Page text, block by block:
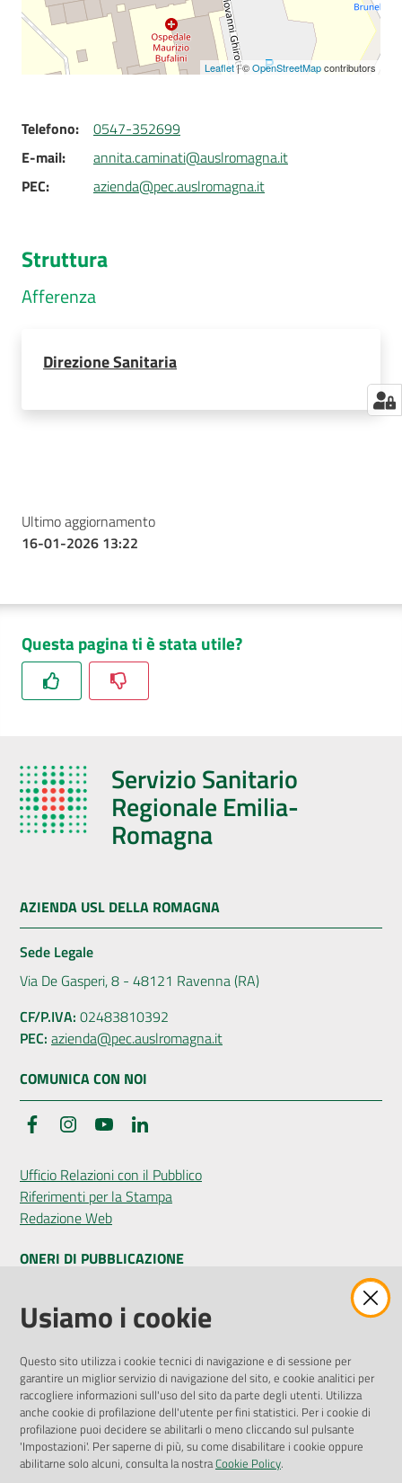
Leaflet| ©OpenStreetMapcontributors
Telefono:
0547-352699
E-mail:
annita.caminati@auslromagna.it
PEC: azienda@pec.auslromagna.it
Struttura
Afferenza
Direzione Sanitaria
Ultimo aggiornamento
16-01-2026 13:22
Questa pagina ti è stata utile?
Servizio Sanitario
Regionale Emilia-
Romagna
AZIENDA USL DELLA ROMAGNA
Sede Legale
Via De Gasperi, 8 - 48121 Ravenna (RA)
CF/P.IVA: 02483810392
PEC: azienda@pec.auslromagna.it
COMUNICA CON NOI
FacebookInstagramYouTube
Ufficio Relazioni con il Pubblico
Riferimenti per la Stampa
Redazione Web
ONERI DI PUBBLICAZIONE
Amministrazione Trasparente
Pubblicità legale
Privacy Policy
Attuazione Misure PNRR
Liste di Attesa
ENTI, IMPRESE E PARTNER
Usiamo i cookie
Questo sito utilizza i cookie tecnici di navigazione e di sessione per
garantire un miglior servizio di navigazione del sito, e cookie analitici per
raccogliere informazioni sull'uso del sito da parte degli utenti. Utilizza
anche cookie di profilazione dell'utente per fini statistici. Per i cookie di
profilazione puoi decidere se abilitarli o meno cliccando sul pulsante
'Impostazioni'. Per saperne di più, su come disabilitare i cookie oppure
abilitarne solo alcuni, consulta la nostraCookie Policy.